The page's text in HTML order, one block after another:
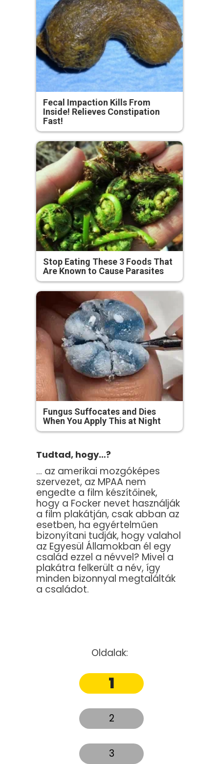
Fecal Impaction Kills From
Inside! Relieves Constipation
Fast!
Stop Eating These 3 Foods That
Are Known to Cause Parasites
Fungus Suffocates and Dies
When You Apply This at Night
Tudtad, hogy…?
… az amerikai mozgóképes
szervezet, az MPAA nem
engedte a film készítőinek,
hogy a Focker nevet használják
a film plakátján, csak abban az
esetben, ha egyértelműen
bizonyítani tudják, hogy valahol
az Egyesül Államokban él egy
család ezzel a névvel? Mivel a
plakátra felkerült a név, így
minden bizonnyal megtalálták
a családot.
Oldalak:
1
2
3